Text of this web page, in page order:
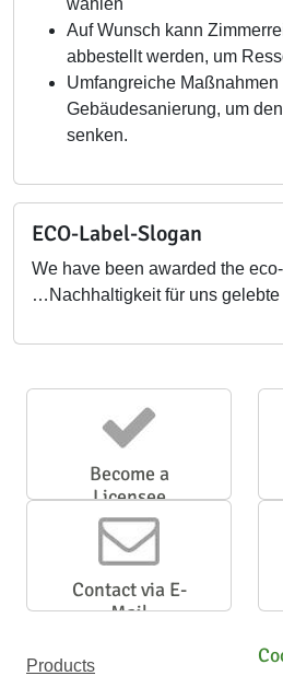
wählen
Auf Wunsch kann
abbestellt werden, um
Umfangreiche
Gebäudesanierung, um
senken.
ECO-Label-Slogan
We have been awarded the
…Nachhaltigkeit für uns gelebte
Become a
Licensee
Contact via E-
Mail
Products